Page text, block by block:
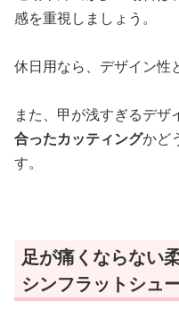
感を重視しましょう。
休日用なら、デザイン性
また、甲が浅すぎるデザ
合ったカッティングかど
す。
足が痛くならない
シンフラットシュ